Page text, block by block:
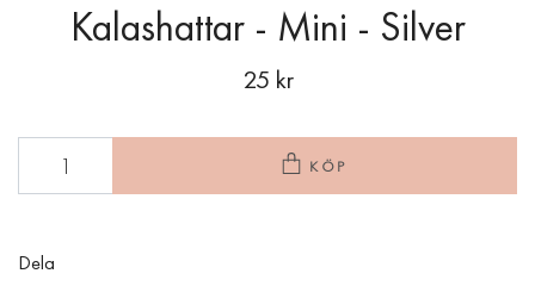
Kalashattar - Mini - Silver
25 kr
KÖP
Dela